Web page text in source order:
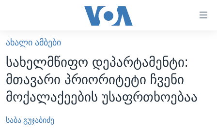
ხელმისაწვდომობისთვის
გადადით
მთავარზე
გადადით
მთავარ
ნავიგაციაზე
გადადით
ძიებაზე
ᲐᲮᲐᲚᲘ ᲐᲛᲑᲔᲑᲘ
ᲡᲐᲥᲐᲠᲗᲕᲔᲚᲝ
ᲐᲨᲨ
ᲐᲨᲨ-ᲘᲡ ᲐᲠᲩᲔᲕᲜᲔᲑᲘ 2024
ᲐᲮᲐᲚᲘ ᲐᲛᲑᲔᲑᲘ
სახელმწიფო დეპარტამენტი:
მთავარი პრიორიტეტი ჩვენი
მოქალაქეების უსაფრთხოებაა
საბა გუჯაბიძე